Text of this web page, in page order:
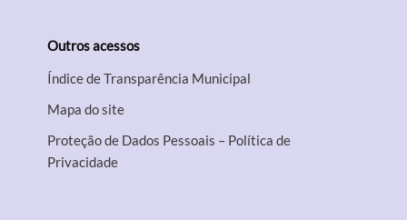
Outros acessos
Índice de Transparência Municipal
Mapa do site
Proteção de Dados Pessoais – Política de
Privacidade